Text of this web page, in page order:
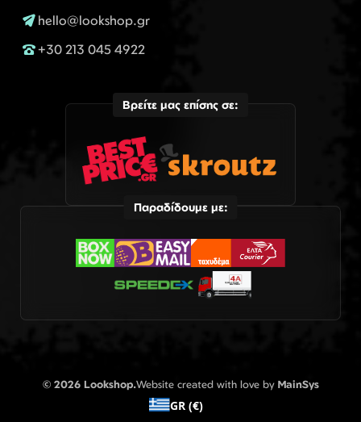
hello@lookshop.gr
+30 213 045 4922
Βρείτε μας επίσης σε:
Παραδίδουμε με:
© 2026 Lookshop.Website created with love by MainSys
GR (€)